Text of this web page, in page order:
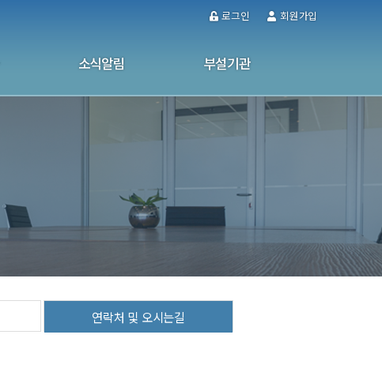
로그인 회원가입
소식알림 부설기관
울산남구가정폭력·성폭력통합상담소
연락처 및 오시는길